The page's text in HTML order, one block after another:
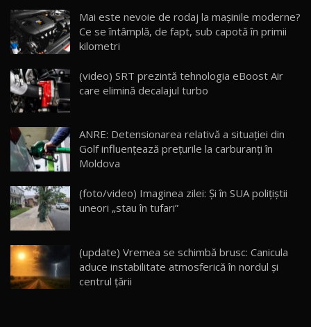
15 14:37
16
AutoBlogMD
13:10
17 20:06
30:08
AutoBlog.MD
23:36
20
Noul ZEEKR 7X / Test Drive AutoBlog.MD
29:08
Mai este nevoie de rodaj la mașinile moderne?
Ce se întâmplă, de fapt, sub capotă în primii
kilometri
(video) SRT prezintă tehnologia eBoost Air
care elimină decalajul turbo
ANRE: Detensionarea relativă a situației din
Golf influențează prețurile la carburanți în
Moldova
(foto/video) Imaginea zilei: Și în SUA polițiștii
uneori „stau în tufari”
(update) Vremea se schimbă brusc: Canicula
aduce instabilitate atmosferică în nordul și
centrul țării